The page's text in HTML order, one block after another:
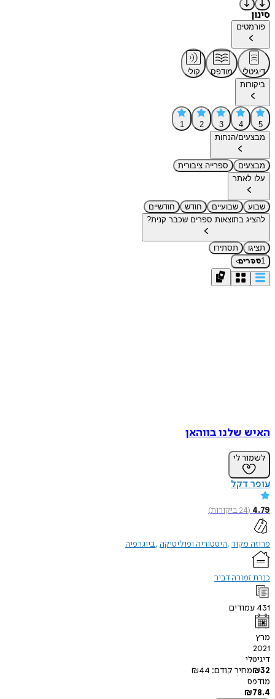
סינון
פורמטים
דיגיטלי מודפס
קולי
ביקורות
5
4
3
2
1
מבצעים/הנחות
מבצעים
ספרייה ציבורית
עלו לאתר
שבוע שבועיים חודש
חודשיים
להציג בתוצאות ספרים שכבר קנית?
תציגו
תסתירו
1ספרים›
האיש שלנו בווהאן
לשמור לי
עופר דקל
4.79
(
24ביקורות)
פרוזה מקור היסטוריה ופוליטיקה ביוגרפיה
כנרת זמורה דביר
431 עמודים
מרץ
2021
דיגיטלי
₪32 מחיר קודם: ₪44
מודפס
₪78.4